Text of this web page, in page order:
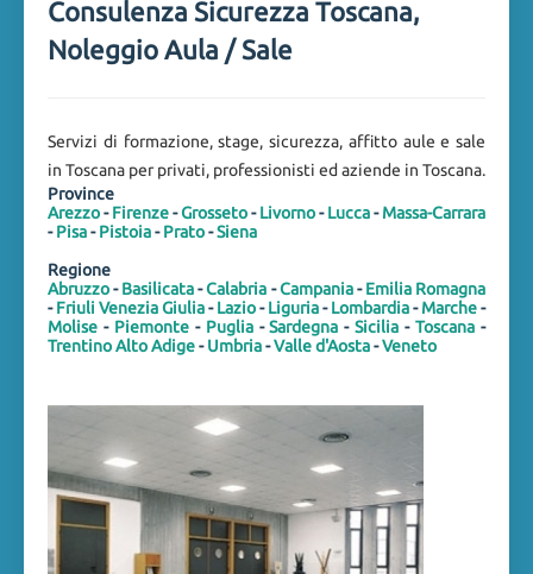
Consulenza Sicurezza Toscana,
Noleggio Aula / Sale
Servizi di formazione, stage, sicurezza, affitto aule e sale
in Toscana per privati, professionisti ed aziende in Toscana.
Province
Arezzo-Firenze-Grosseto-Livorno-Lucca-Massa-Carrara
-Pisa-Pistoia-Prato-Siena
Regione
Abruzzo-Basilicata-Calabria -Campania-Emilia Romagna
-Friuli Venezia Giulia-Lazio-Liguria-Lombardia-Marche-
Molise - Piemonte- Puglia-Sardegna -Sicilia -Toscana -
Trentino Alto Adige-Umbria-Valle d'Aosta-Veneto